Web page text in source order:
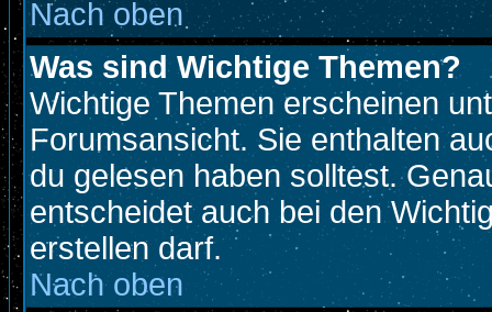
Nach oben
Was sind Wichtige Themen?
Wichtige Themen erscheinen
Forumsansicht. Sie enthalten
du gelesen haben solltest.
entscheidet auch bei den
erstellen darf.
Nach oben